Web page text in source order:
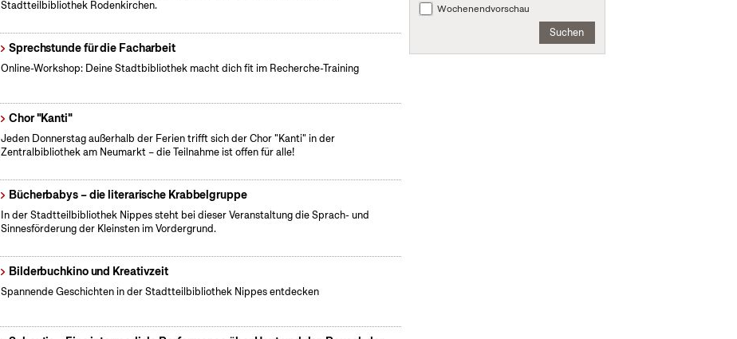
Stadtteilbibliothek Rodenkirchen.
Sprechstunde für die Facharbeit
Online-Workshop: Deine Stadtbibliothek macht dich fit im Recherche-Training
Chor "Kanti"
Jeden Donnerstag außerhalb der Ferien trifft sich der Chor "Kanti" in der
Zentralbibliothek am Neumarkt – die Teilnahme ist offen für alle!
Bücherbabys – die literarische Krabbelgruppe
In der Stadtteilbibliothek Nippes steht bei dieser Veranstaltung die Sprach- und
Sinnesförderung der Kleinsten im Vordergrund.
Bilderbuchkino und Kreativzeit
Spannende Geschichten in der Stadtteilbibliothek Nippes entdecken
Wochenendvorschau
Suchen